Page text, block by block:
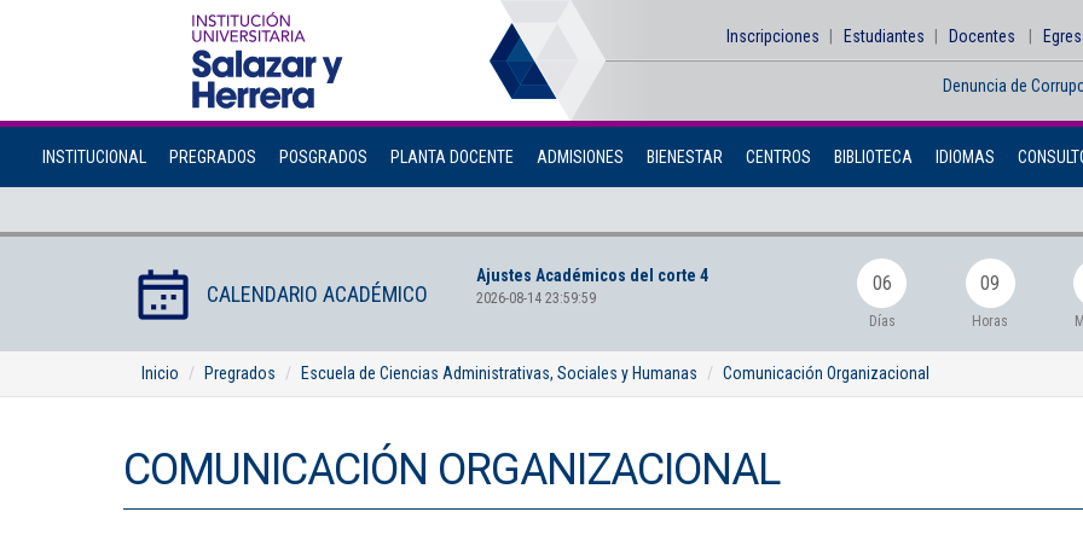
Inscripciones Estudiantes Docentes
Denuncia de
INSTITUCIONAL PREGRADOS POSGRADOS PLANTA DOCENTE ADMISIONES BIENESTAR CENTROS BIBLIOTECA IDIOMAS
CALENDARIO ACADÉMICO
Ajustes Académicos del corte 4
2026-08-14 23:59:59
06
Días
09
Horas
Inicio Pregrados Escuela de Ciencias Administrativas, Sociales y Humanas Comunicación Organizacional
COMUNICACIÓN ORGANIZACIONAL